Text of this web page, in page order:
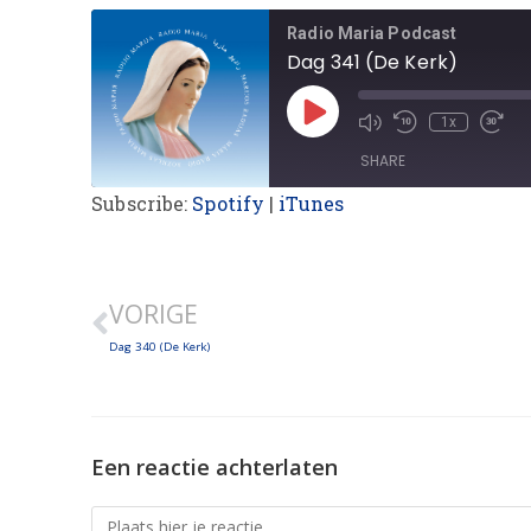
Radio Maria Podcast
Dag 341 (De Kerk)
1x
SHARE
Subscribe: Spotify | iTunes
VORIGE
Dag 340 (De Kerk)
Een reactie achterlaten